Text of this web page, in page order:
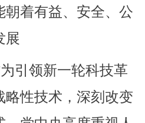
朝着有益、安全、公
展
领新一轮科技革
略性技术，深刻改变